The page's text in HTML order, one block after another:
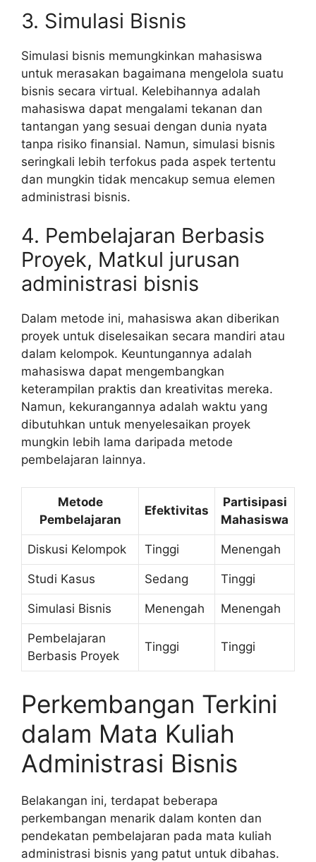
3. Simulasi Bisnis
Simulasi bisnis memungkinkan mahasiswa
untuk merasakan bagaimana mengelola suatu
bisnis secara virtual. Kelebihannya adalah
mahasiswa dapat mengalami tekanan dan
tantangan yang sesuai dengan dunia nyata
tanpa risiko finansial. Namun, simulasi bisnis
seringkali lebih terfokus pada aspek tertentu
dan mungkin tidak mencakup semua elemen
administrasi bisnis.
4. Pembelajaran Berbasis
Proyek, Matkul jurusan
administrasi bisnis
Dalam metode ini, mahasiswa akan diberikan
proyek untuk diselesaikan secara mandiri atau
dalam kelompok. Keuntungannya adalah
mahasiswa dapat mengembangkan
keterampilan praktis dan kreativitas mereka.
Namun, kekurangannya adalah waktu yang
dibutuhkan untuk menyelesaikan proyek
mungkin lebih lama daripada metode
pembelajaran lainnya.
Metode
Pembelajaran
Efektivitas
Partisipasi
Mahasiswa
Diskusi Kelompok Tinggi Menengah
Studi Kasus Sedang Tinggi
Simulasi Bisnis Menengah Menengah
Pembelajaran
Berbasis Proyek
Tinggi Tinggi
Perkembangan Terkini
dalam Mata Kuliah
Administrasi Bisnis
Belakangan ini, terdapat beberapa
perkembangan menarik dalam konten dan
pendekatan pembelajaran pada mata kuliah
administrasi bisnis yang patut untuk dibahas.